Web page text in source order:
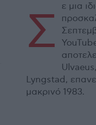
Σ
ε μια
Lyngstad,
μακρινό 1983.